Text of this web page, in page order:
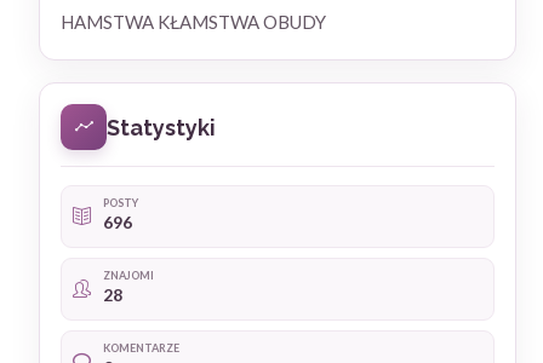
HAMSTWA KŁAMSTWA OBUDY
Statystyki
POSTY
696
ZNAJOMI
28
KOMENTARZE